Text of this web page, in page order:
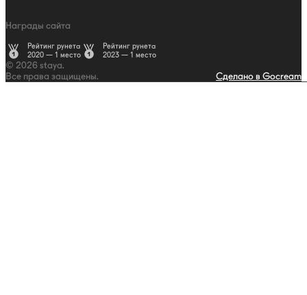
Награды сайта
Рейтинг рунета
2020 — 1 место
Рейтинг рунета
2023 — 1 место
© 2026 staya.
Все права защищены.
Сделано в Gocream